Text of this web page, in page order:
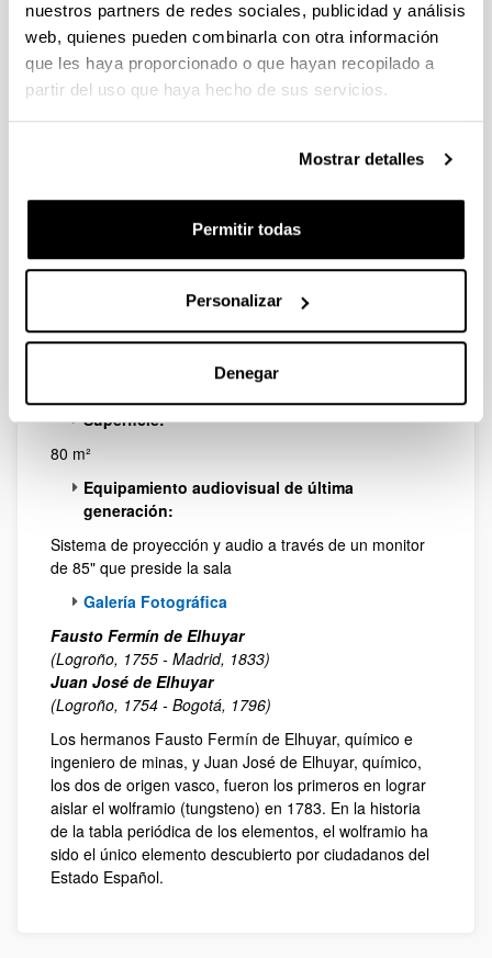
nuestros partners de redes sociales, publicidad y análisis
web, quienes pueden combinarla con otra información
que les haya proporcionado o que hayan recopilado a
partir del uso que haya hecho de sus servicios.
Mostrar detalles
Permitir todas
Personalizar
Denegar
Espacio idóneo para llevar a cabo pequeñas
conferencias, ruedas de prensa o talleres de tipología
Capacidad:
24 personas (sillas con mesas)
Superficie:
80 m²
Equipamiento audiovisual de última
generación:
Sistema de proyección y audio a través de un monitor
de 85" que preside la sala
Galería Fotográfica
Fausto Fermín de Elhuyar
(Logroño, 1755 - Madrid, 1833)
Juan José de Elhuyar
(Logroño, 1754 - Bogotá, 1796)
Los hermanos Fausto Fermín de Elhuyar, químico e
ingeniero de minas, y Juan José de Elhuyar, químico,
los dos de origen vasco, fueron los primeros en lograr
aislar el wolframio (tungsteno) en 1783. En la historia
de la tabla periódica de los elementos, el wolframio ha
sido el único elemento descubierto por ciudadanos del
Estado Español.